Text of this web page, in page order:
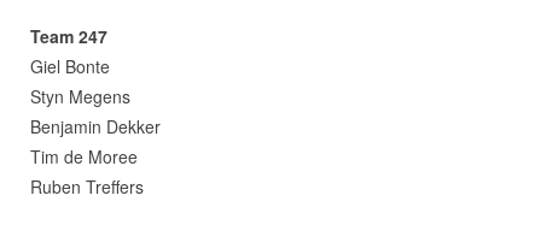
Team 247
Giel Bonte
Styn Megens
Benjamin Dekker
Tim de Moree
Ruben Treffers